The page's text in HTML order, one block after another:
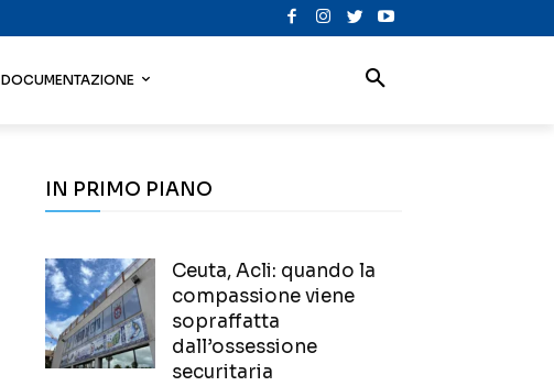
DOCUMENTAZIONE
IN PRIMO PIANO
Ceuta, Acli: quando la
compassione viene
sopraffatta
dall’ossessione
securitaria